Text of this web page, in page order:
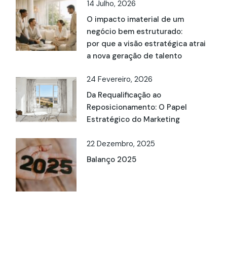
14 Julho, 2026
O impacto imaterial de um
negócio bem estruturado:
por que a visão estratégica atrai
a nova geração de talento
24 Fevereiro, 2026
Da Requalificação ao
Reposicionamento: O Papel
Estratégico do Marketing
22 Dezembro, 2025
Balanço 2025